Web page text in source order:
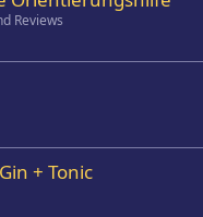
Reviews
+ Tonic